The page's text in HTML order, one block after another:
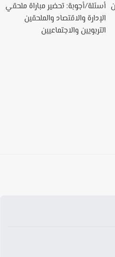
أسئلة/أجوبة: تحضير مباراة ملحقي
الإدارة والاقتصاد والملحقين
التربويين والاجتماعيين